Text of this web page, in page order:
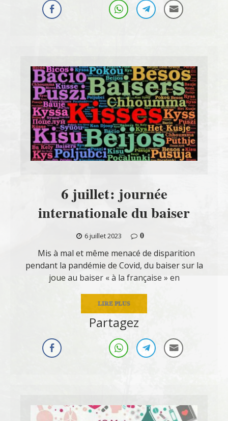
6 juillet: journée
internationale du baiser
6 juillet 2023
0
Mis à mal et même menacé de disparition
pendant la pandémie de Covid, du baiser sur la
joue au baiser « à la française » en
LIRE PLUS
Partagez